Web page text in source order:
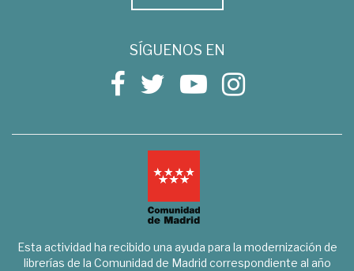
SÍGUENOS EN
Esta actividad ha recibido una ayuda para la modernización de
librerías de la Comunidad de Madrid correspondiente al año